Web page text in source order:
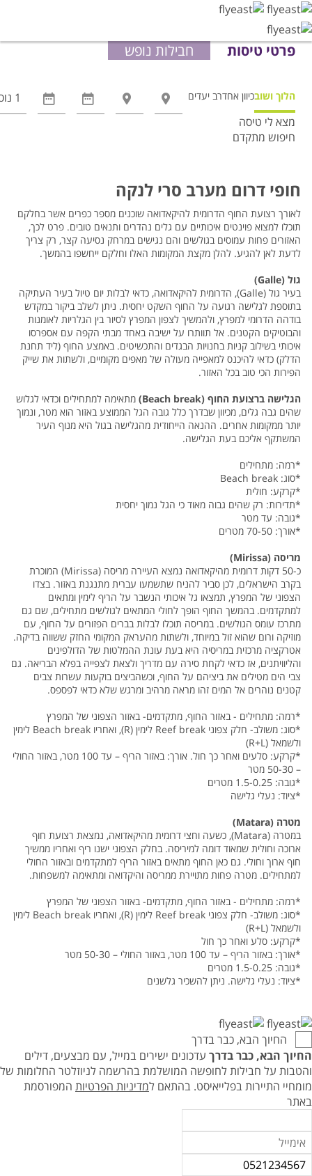
פרטי טיסות חבילות נופש
הלוך ושובכיוון אחדרב יעדים
מצא לי טיסה
חיפוש מתקדם
הנוספות
מוצגות
לפני
הכפתור
חופי דרום מערב סרי לנקה
לאורך רצועת החוף הדרומית להיקאדואה שוכנים מספר כפרים אשר בחלקם
תוכלו למצוא פוינטים איכותיים עם גלים נהדרים ותנאים טובים. פרט לכך,
האזורים פחות עמוסים בגולשים והם נגישים במרחק נסיעה קצר, רק צריך
לדעת לאן להגיע. להלן מקצת המקומות האלו וחלקם ייחשפו בהמשך.
גול (Galle)
בעיר גול (Galle), הדרומית להיקאדואה, כדאי לבלות יום טיול בעיר העתיקה
בתוספת לגלישה רגועה על החוף השקט יחסית. ניתן לשלב ביקור במקדש
בודהה הדרומי למפרץ, ולהמשיך לצפון המפרץ לסיור בין הגלריות לאומנות
והבוטיקים הקטנים. אל תוותרו על ישיבה באחד מבתי הקפה עם אספרסו
איכותי בשילוב קניות בחנויות הבגדים והתכשיטים. באמצע החוף (ליד תחנת
הדלק) כדאי להיכנס למאפייה מעולה של מאפים מקומיים, ולשתות את שייק
הפירות הכי טוב בכל האזור.
הגלישה ברצועת החוף (Beach break)
מתאימה למתחילים וכדאי לגלוש
שהים גבה גלים, מכיוון שבדרך כלל גובה הגל הממוצע באזור הוא מטר, ונמוך
יותר ממקומות אחרים. ההנאה הייחודית מהגלישה בגול היא מנוף העיר
המשתקף אליכם בעת הגלישה.
*רמה: מתחילים
*סוג: Beach break
*קרקע: חולית
*תדירות: רק שהים גבוה מאוד כי הגל נמוך יחסית
*גובה: עד מטר
*אורך: 70-50 מטרים
מריסה (Mirissa)
כ-50 דקות דרומית מהיקאדואה נמצא העיירה מריסה (Mirissa) המוכרת
בקרב הישראלים, לכן סביר להניח שתשמעו עברית מתנגנת באזור. בצדו
הצפוני של המפרץ, תמצאו גל איכותי הנשבר על הריף לימין ומתאים
למתקדמים. בהמשך החוף הופך לחולי המתאים לגולשים מתחילים, שם גם
מתרכז עומס הגולשים. במריסה תוכלו לבלות בברים הפזורים על החוף, עם
מוזיקה ורום שהוא זול במיוחד, ולשתות מהעראק המקומי החזק ששווה בדיקה.
אטרקציה מרכזית במריסיה היא בעת עונת ההמלטות של הדולפינים
והליוויתנים, אז כדאי לקחת סירה עם מדריך ולצאת לצפייה בפלא הבריאה. גם
צבי הים מטילים את ביציהם על החוף, וכשהביצים בוקעות עשרות צבים
קטנים נוהרים אל המים זהו מראה מרהיב ומרגש שלא כדאי לפספס.
*רמה: מתחילים - באזור החוף, מתקדמים- באזור הצפוני של המפרץ
*סוג: משולב- חלק צפוני Reef break לימין (R), ואחריו Beach break לימין
ולשמאל (R+L)
*קרקע: סלעים ואחר כך חול. אורך: באזור הריף – עד 100 מטר, באזור החולי
– 50-30 מטר
*גובה: 1.5-0.25 מטרים
*ציוד: נעלי גלישה
מטרה (Matara)
במטרה (Matara), כשעה וחצי דרומית מהיקאדואה, נמצאת רצועת חוף
ארוכה וחולית שמאוד דומה למיריסה. בחלק הצפוני ישנו ריף ואחריו ממשיך
חוף ארוך וחולי. גם כאן החוף מתאים באזור הריף למתקדמים ובאזור החולי
למתחילים. מטרה פחות מתויירת ממריסה והיקדואה ומתאימה למשפחות.
*רמה: מתחילים - באזור החוף, מתקדמים- באזור הצפוני של המפרץ
*סוג: משולב- חלק צפוני Reef break לימין (R), ואחריו Beach break לימין
ולשמאל (R+L)
*קרקע: סלע ואחר כך חול
*אורך: באזור הריף – עד 100 מטר, באזור החולי – 50-30 מטר
*גובה: 1.5-0.25 מטרים
*ציוד: נעלי גלישה. ניתן להשכיר גלשנים
החיוך הבא, כבר בדרך
החיוך הבא, כבר בדרך עדכונים ישירים במייל, עם מבצעים, דילים
והטבות על חבילות לחופשה המושלמת בהרשמה לניוזלטר החלומות של
מומחיי התיירות בפלייאיסט. בהתאם למדיניות הפרטיות המפורסמת
באתר